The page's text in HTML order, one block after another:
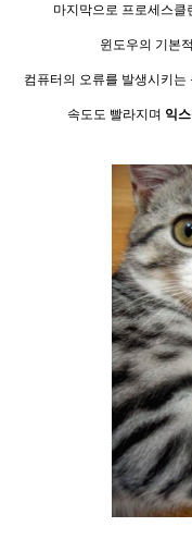
마지막으로 프로세스클
윈도우의 기본
컴퓨터의 오류를 발생시키는
속도도 빨라지며 익